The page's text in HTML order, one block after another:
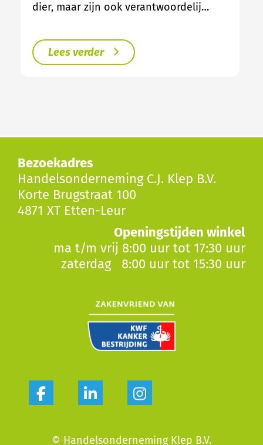
dier, maar zijn ook verantwoordelij…
Lees verder
Bezoekadres
Handelsonderneming C.J. Klep B.V.
Korte Brugstraat 100
4871 XT Etten-Leur
Openingstijden winkel
ma t/m vrij 8:00 uur tot 17:30 uur
zaterdag 8:00 uur tot 15:30 uur
© Handelsonderneming Klep B.V.